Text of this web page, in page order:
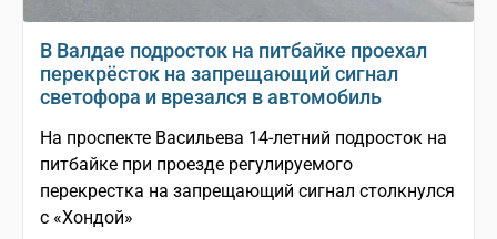
В Валдае подросток на питбайке проехал
перекрёсток на запрещающий сигнал
светофора и врезался в автомобиль
На проспекте Васильева 14-летний подросток на
питбайке при проезде регулируемого
перекрестка на запрещающий сигнал столкнулся
с «Хондой»